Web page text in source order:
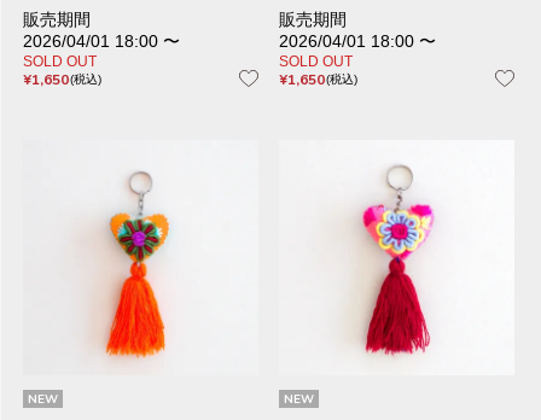
販売期間
2026/04/01 18:00 〜
SOLD OUT
¥1,650 税込
販売期間
2026/04/01 18:00 〜
SOLD OUT
¥1,650 税込
NEW NEW